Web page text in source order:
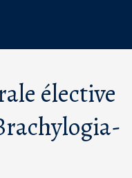
élective